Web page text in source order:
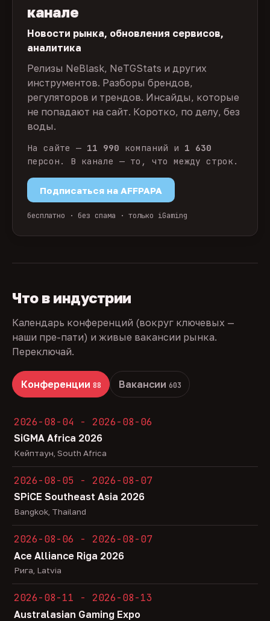
канале
Новости рынка, обновления сервисов,
аналитика
Релизы NeBlask, NeTGStats и других
инструментов. Разборы брендов,
регуляторов и трендов. Инсайды, которые
не попадают на сайт. Коротко, по делу, без
воды.
На сайте — 11 990 компаний и 1 630
персон. В канале — то, что между строк.
Подписаться на AFFPAPA
бесплатно · без спама · только iGaming
Что в индустрии
Календарь конференций (вокруг ключевых —
наши пре-пати) и живые вакансии рынка.
Переключай.
Конференции 88 Вакансии 603
2026-08-04 - 2026-08-06
SiGMA Africa 2026
Кейптаун, South Africa
2026-08-05 - 2026-08-07
SPiCE Southeast Asia 2026
Bangkok, Thailand
2026-08-06 - 2026-08-07
Ace Alliance Riga 2026
Рига, Latvia
2026-08-11 - 2026-08-13
Australasian Gaming Expo